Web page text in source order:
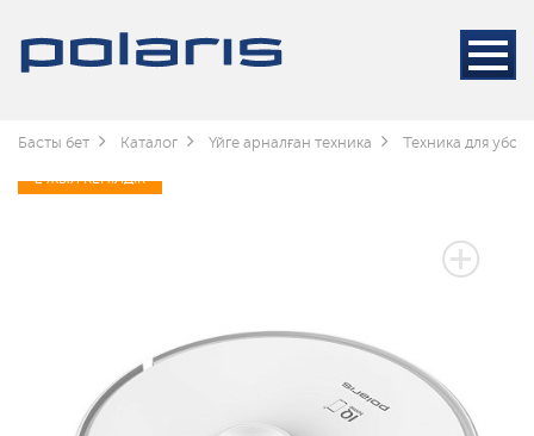
Басты бет Каталог Үйге арналған техника Техника для
2 ЖЫЛ КЕПІЛДІК